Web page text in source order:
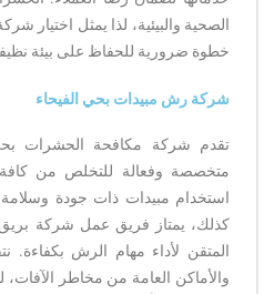
الصحية والبيئية، لذا يمثل اختيار
خطوة ضرورية للحفاظ على بيئة
شركة رش مبيدات بحي الفيحاء
تقدم شركة مكافحة الحشرات
متخصصة وفعالة للتخلص من
استخدام مبيدات ذات جودة وسلامة
كذلك، يمتاز فريق عمل شركة بريق
المتقن لأداء مهام الرش بكفاءة.
والأماكن العامة من مخاطر الآفات،